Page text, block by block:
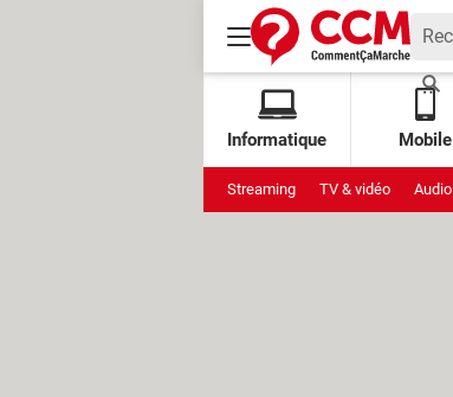
Informatique Mobile
Streaming TV & vidéo Audio